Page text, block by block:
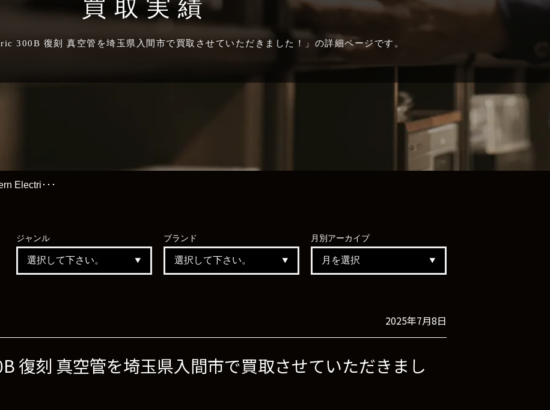
買取実績
300B 復刻 真空管を埼玉県入間市で買取させていただきました！」の詳細ページです。
Electri･･･
ジャンル ブランド 月別 アーカイブ
2025年7月8日
復刻 真空管を埼玉県入間市で買取させていただきまし